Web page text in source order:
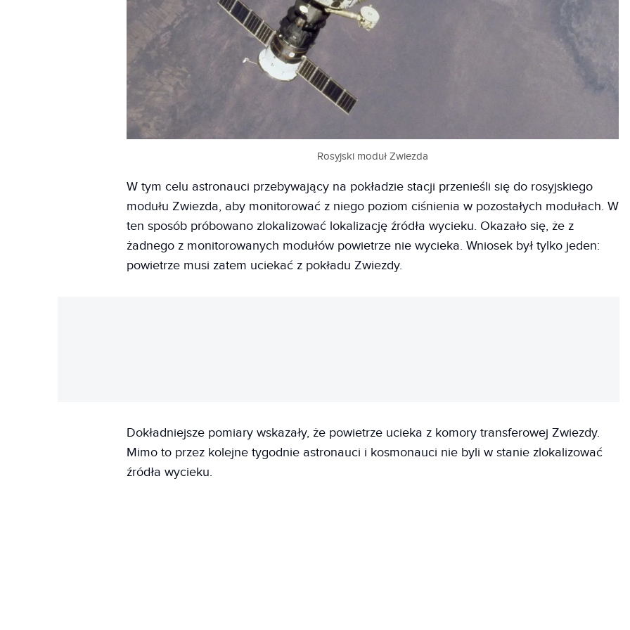
Rosyjski moduł Zwiezda
W tym celu astronauci przebywający na pokładzie stacji przenieśli się do rosyjskiego
modułu Zwiezda, aby monitorować z niego poziom ciśnienia w pozostałych modułach. W
ten sposób próbowano zlokalizować lokalizację źródła wycieku. Okazało się, że z
żadnego z monitorowanych modułów powietrze nie wycieka. Wniosek był tylko jeden:
powietrze musi zatem uciekać z pokładu Zwiezdy.
Dokładniejsze pomiary wskazały, że powietrze ucieka z komory transferowej Zwiezdy.
Mimo to przez kolejne tygodnie astronauci i kosmonauci nie byli w stanie zlokalizować
źródła wycieku.